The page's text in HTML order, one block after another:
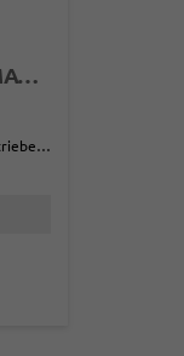
STYLE 5J GARANTIE+KLIMA+TEMPOMAT+LED+16" ALU+PDC
Doppelkupplungsgetriebe (DSG)